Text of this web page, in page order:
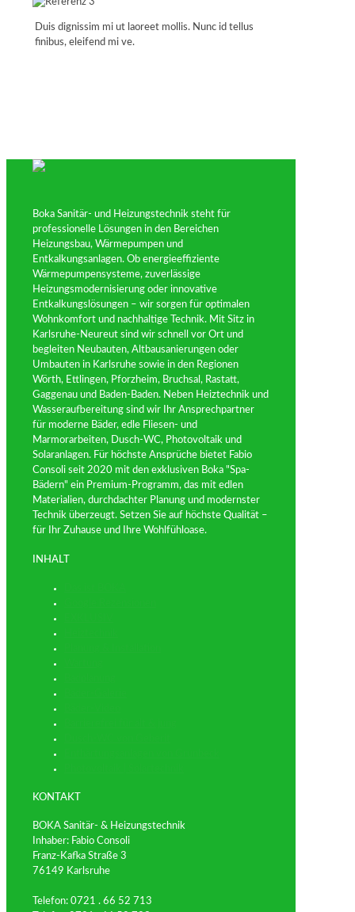
Duis dignissim mi ut laoreet mollis. Nunc id tellus
finibus, eleifend mi ve.
Boka Sanitär- und Heizungstechnik steht für
professionelle Lösungen in den Bereichen
Heizungsbau, Wärmepumpen und
Entkalkungsanlagen. Ob energieeffiziente
Wärmepumpensysteme, zuverlässige
Heizungsmodernisierung oder innovative
Entkalkungslösungen – wir sorgen für optimalen
Wohnkomfort und nachhaltige Technik. Mit Sitz in
Karlsruhe-Neureut sind wir schnell vor Ort und
begleiten Neubauten, Altbausanierungen oder
Umbauten in Karlsruhe sowie in den Regionen
Wörth, Ettlingen, Pforzheim, Bruchsal, Rastatt,
Gaggenau und Baden-Baden. Neben Heiztechnik und
Wasseraufbereitung sind wir Ihr Ansprechpartner
für moderne Bäder, edle Fliesen- und
Marmorarbeiten, Dusch-WC, Photovoltaik und
Solaranlagen. Für höchste Ansprüche bietet Fabio
Consoli seit 2020 mit den exklusiven Boka "Spa-
Bädern" ein Premium-Programm, das mit edlen
Materialien, durchdachter Planung und modernster
Technik überzeugt. Setzen Sie auf höchste Qualität –
für Ihr Zuhause und Ihre Wohlfühloase.
INHALT
KONTAKT
BOKA Sanitär- & Heizungstechnik
Inhaber: Fabio Consoli
Franz-Kafka Straße 3
76149 Karlsruhe
Telefon: 0721 . 66 52 713